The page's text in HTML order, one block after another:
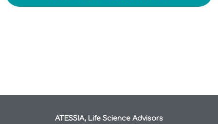
ATESSIA, Life Science Advisors